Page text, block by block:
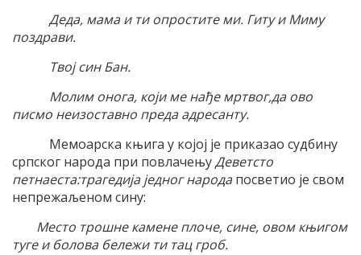
Деда, мама и ти опростите ми. Гиту и Миму
поздрави.
Твој син Бан.
Молим онога, који ме нађе мртвог,да ово
писмо неизоставно преда адресанту.
Мемоарска књига у којој је приказао судбину
српског народа при повлачењуДеветсто
петнаеста:трагедија једног народапосветио је свом
непрежаљеном сину:
Место трошне камене плоче, сине, овом књигом
туге и болова бележи ти тац гроб.